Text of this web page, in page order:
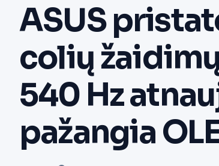
ASUS
colių
540 Hz
pažangia